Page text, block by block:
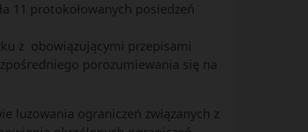
11 protokołowanych posiedzeń
z obowiązującymi przepisami
porozumiewania się na
luzowania ograniczeń związanych z